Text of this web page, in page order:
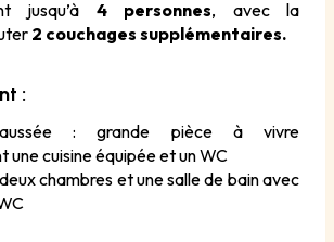
jusqu’à 4 personnes, avec la
2 couchages supplémentaires.
:
: grande pièce à vivre
une cuisine équipée et un WC
chambres et une salle de bain avec